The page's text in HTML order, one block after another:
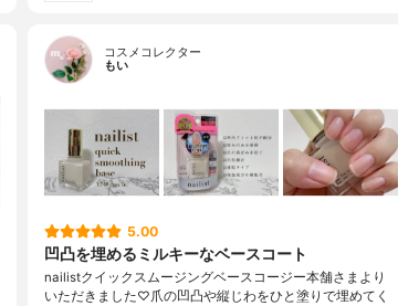
コスメコレクター
もい
5.00
凹凸を埋めるミルキーなベースコート
nailistクイックスムージングベースコージー本舗さまより
いただきました♡爪の凹凸や縦じわをひと塗りで埋めてく